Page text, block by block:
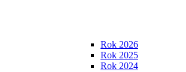
Rok 2026
Rok 2025
Rok 2024